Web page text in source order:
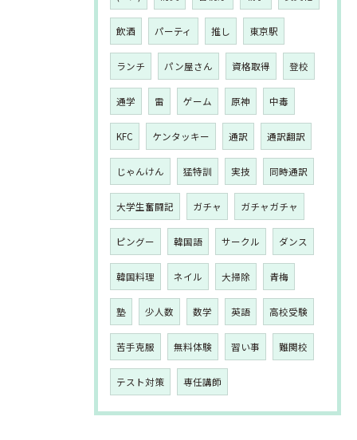
飲酒 パーティ 推し 東京駅
ランチ パン屋さん 資格取得 登校
通学 雷 ゲーム 原神 中毒
KFC ケンタッキー 通訳 通訳翻訳
じゃんけん 猛特訓 実技 同時通訳
大学生奮闘記 ガチャ ガチャガチャ
ピングー 韓国語 サークル ダンス
韓国料理 ネイル 大掃除 青梅
塾 少人数 数学 英語 高校受験
苦手克服 無料体験 習い事 難関校
テスト対策 専任講師